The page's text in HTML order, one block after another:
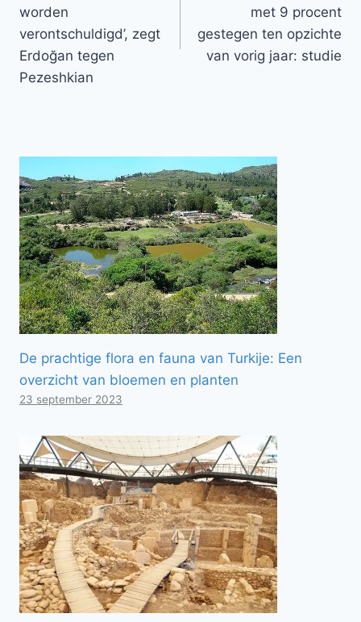
worden
verontschuldigd’, zegt
Erdoğan tegen
Pezeshkian
met 9 procent
gestegen ten opzichte
van vorig jaar: studie
De prachtige flora en fauna van Turkije: Een
overzicht van bloemen en planten
23 september 2023